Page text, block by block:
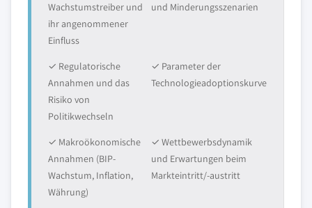
Wachstumstreiber und
ihr angenommener
Einfluss
und Minderungsszenarien
✓ Regulatorische
Annahmen und das
Risiko von
Politikwechseln
✓ Parameter der
Technologieadoptionskurve
✓ Makroökonomische
Annahmen (BIP-
Wachstum, Inflation,
Währung)
✓ Wettbewerbsdynamik
und Erwartungen beim
Markteintritt/-austritt